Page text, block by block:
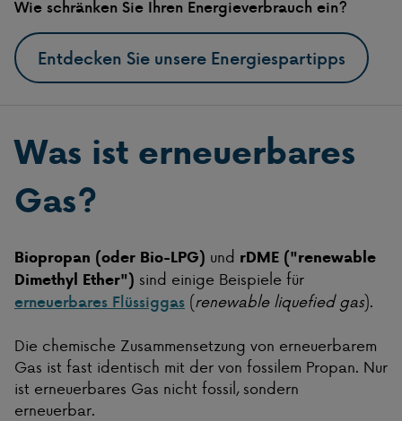
Wie schränken Sie Ihren Energieverbrauch ein?
Entdecken Sie unsere Energiespartipps
Was ist erneuerbares
Gas?
Biopropan (oder Bio-LPG) und rDME ("renewable
Dimethyl Ether") sind einige Beispiele für
erneuerbares Flüssiggas (renewable liquefied gas).
Die chemische Zusammensetzung von erneuerbarem
Gas ist fast identisch mit der von fossilem Propan. Nur
ist erneuerbares Gas nicht fossil, sondern
erneuerbar.